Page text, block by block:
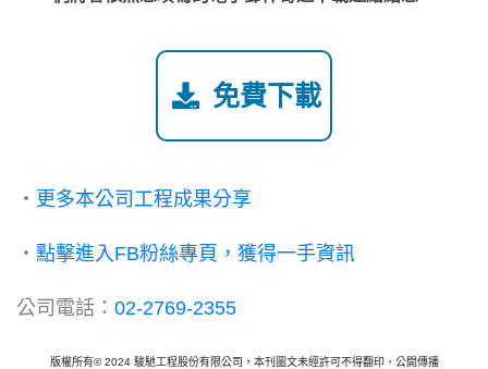
免費下載
・ 更多本公司工程成果分享
・ 點擊進入FB粉絲專頁，獲得一手資訊
公司電話： 02-2769-2355
版權所有© 2024 駿馳工程股份有限公司，本刊圖文未經許可不得翻印、公開傳播